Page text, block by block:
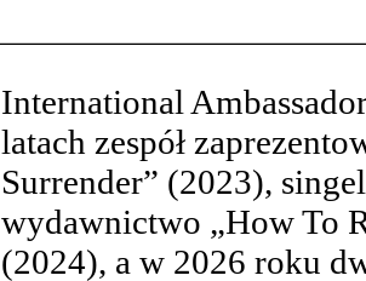
International
latach zespół
Surrender” (2023),
wydawnictwo „How To
(2024), a w 2026 roku